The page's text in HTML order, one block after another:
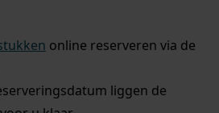
online reserveren via de
liggen de